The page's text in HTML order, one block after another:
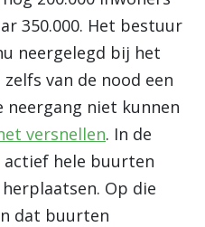
350.000. Het bestuur
neergelegd bij het
van de nood een
neergang niet kunnen
versnellen. In de
actief hele buurten
Op die
dat buurten